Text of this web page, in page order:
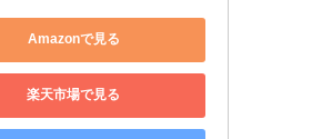
Amazonで見る
楽天市場で見る